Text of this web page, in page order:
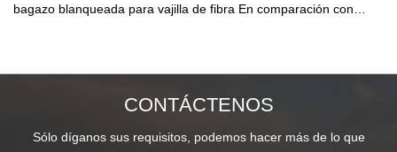
bagazo blanqueada para vajilla de fibra En comparación con
etc., y disfruta de una buena reputación en el mercado. Qingya
Paper resume los defectos de productos anteriores y los mejora
azúcar de bagazo blanqueada de pulpa de moldeo biodegradable
CONTÁCTENOS
Sólo díganos sus requisitos, podemos hacer más de lo que